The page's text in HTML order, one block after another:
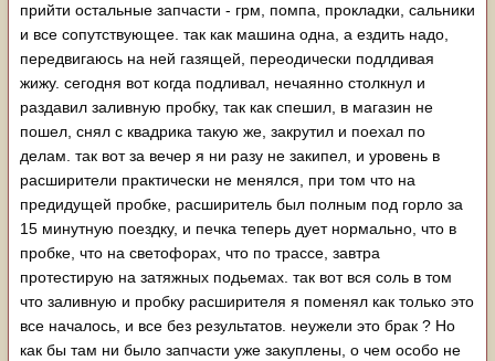
прийти остальные запчасти - грм, помпа, прокладки, сальники
и все сопутствующее. так как машина одна, а ездить надо,
передвигаюсь на ней газящей, переодически подлдивая
жижу. сегодня вот когда подливал, нечаянно столкнул и
раздавил заливную пробку, так как спешил, в магазин не
пошел, снял с квадрика такую же, закрутил и поехал по
делам. так вот за вечер я ни разу не закипел, и уровень в
расширители практически не менялся, при том что на
предидущей пробке, расширитель был полным под горло за
15 минутную поездку, и печка теперь дует нормально, что в
пробке, что на светофорах, что по трассе, завтра
протестирую на затяжных подьемах. так вот вся соль в том
что заливную и пробку расширителя я поменял как только это
все началось, и все без результатов. неужели это брак ? Но
как бы там ни было запчасти уже закуплены, о чем особо не